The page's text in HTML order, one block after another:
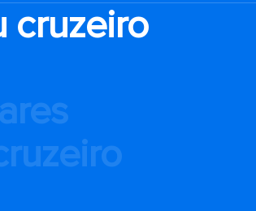
cruzeiro